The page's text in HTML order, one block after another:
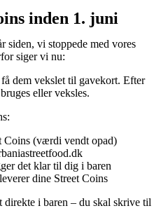
inden 1. juni
siden, vi stoppede med vores
siger vi nu:
dem vekslet til gavekort. Efter
eller veksles.
Coins (værdi vendt opad)
det klar til dig i baren
dine Street Coins
i baren – du skal skrive til